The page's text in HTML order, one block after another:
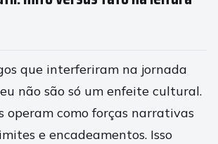
que interferiram na jornada
não são só um enfeite cultural.
operam como forças narrativas
e encadeamentos. Isso